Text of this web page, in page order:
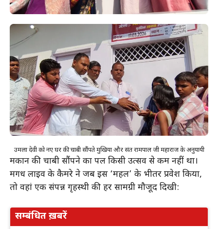
उर्मिला देवी को नए घर की चाबी सौंपते मुखिया और संत रामपाल जी महाराज के अनुयायी
मकान की चाबी सौंपने का पल किसी उत्सव से कम नहीं था।
मगध लाइव के कैमरे ने जब इस ‘महल’ के भीतर प्रवेश किया,
तो वहां एक संपन्न गृहस्थी की हर सामग्री मौजूद दिखी:
सम्बंधित ख़बरें